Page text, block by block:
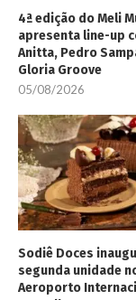
4ª edição do Meli
apresenta line-up
Anitta, Pedro
Gloria Groove
05/08/2026
Sodiê Doces
segunda unidade
Aeroporto